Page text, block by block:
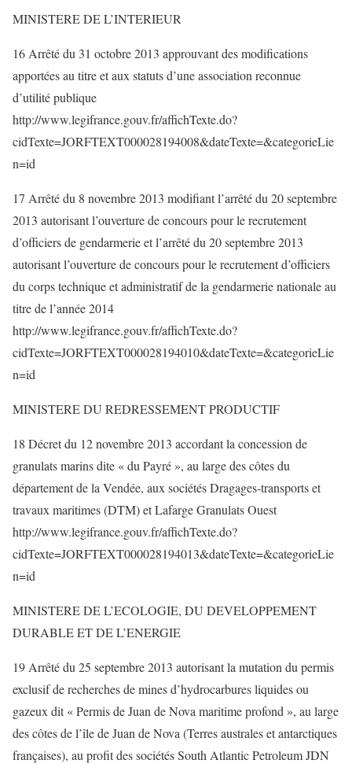
MINISTERE DE L’INTERIEUR
16 Arrêté du 31 octobre 2013 approuvant des modifications
apportées au titre et aux statuts d’une association reconnue
d’utilité publique
http://www.legifrance.gouv.fr/affichTexte.do?
cidTexte=JORFTEXT000028194008&dateTexte=&categorieLie
n=id
17 Arrêté du 8 novembre 2013 modifiant l’arrêté du 20 septembre
2013 autorisant l’ouverture de concours pour le recrutement
d’officiers de gendarmerie et l’arrêté du 20 septembre 2013
autorisant l’ouverture de concours pour le recrutement d’officiers
du corps technique et administratif de la gendarmerie nationale au
titre de l’année 2014
http://www.legifrance.gouv.fr/affichTexte.do?
cidTexte=JORFTEXT000028194010&dateTexte=&categorieLie
n=id
MINISTERE DU REDRESSEMENT PRODUCTIF
18 Décret du 12 novembre 2013 accordant la concession de
granulats marins dite « du Payré », au large des côtes du
département de la Vendée, aux sociétés Dragages-transports et
travaux maritimes (DTM) et Lafarge Granulats Ouest
http://www.legifrance.gouv.fr/affichTexte.do?
cidTexte=JORFTEXT000028194013&dateTexte=&categorieLie
n=id
MINISTERE DE L’ECOLOGIE, DU DEVELOPPEMENT
DURABLE ET DE L’ENERGIE
19 Arrêté du 25 septembre 2013 autorisant la mutation du permis
exclusif de recherches de mines d’hydrocarbures liquides ou
gazeux dit « Permis de Juan de Nova maritime profond », au large
des côtes de l’île de Juan de Nova (Terres australes et antarctiques
françaises), au profit des sociétés South Atlantic Petroleum JDN